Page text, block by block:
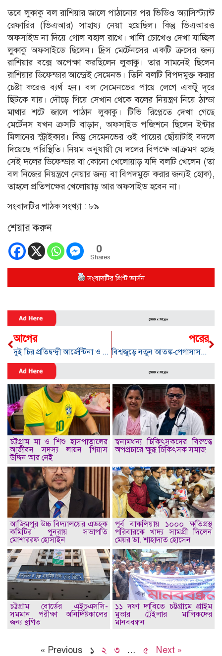
তবে লুকাকু বল রাশিয়ার জালে পাঠানোর পর ভিডিও অ্যাসিস্ট্যান্ট
রেফারির (ভিএআর) সাহায্য নেয়া হয়েছিল। কিন্তু ভিএআরও
অফসাইড না দিয়ে গোল বহাল রাখে। খালি চোখেও দেখা যাচ্ছিল
লুকাকু অফসাইডে ছিলেন। দ্রিস মের্টেনসের একটি ক্রসের জন্য
রাশিয়ার বক্সে অপেক্ষা করছিলেন লুকাকু। তার সামনেই ছিলেন
রাশিয়ার ডিফেন্ডার আন্দ্রেই সেমেনভ। তিনি বলটি বিপদমুক্ত করার
চেষ্টা করেও ব্যর্থ হন। বল সেমেনভের পায়ে লেগে একটু দূরে
ছিটকে যায়। দৌড়ে গিয়ে সেখান থেকে বলের নিয়ন্ত্রণ নিয়ে ঠান্ডা
মাথার শটে জালে পাঠান লুকাকু। টিভি রিপ্লেতে দেখা গেছে
মের্টেনস যখন ক্রসটি বাড়ান, অফসাইড পজিশনে ছিলেন ইন্টার
মিলানের স্ট্রাইকার। কিন্তু সেমেনভের ওই পায়ের ছোঁয়াটাই বদলে
দিয়েছে পরিস্থিতি। নিয়ম অনুযায়ী যে দলের বিপক্ষে আক্রমণ হচ্ছে
সেই দলের ডিফেন্ডার বা কোনো খেলোয়াড় যদি বলটি খেলেন (তা
বল নিজের নিয়ন্ত্রণে নেয়ার জন্য বা বিপদমুক্ত করার জন্যই হোক),
তাহলে প্রতিপক্ষের খেলোয়াড় আর অফসাইড হবেন না।
সংবাদটির পাঠক সংখ্যা : ৮৯
শেয়ার করুন
0
Shares
সংবাদটির প্রিন্ট ভার্সন
আগের
দুই চির প্র‌তিদ্বন্দ্বী আ‌র্জে‌ন্টিনা ও ব্রা‌জিল রাত পেরোলেই মু‌খোমু‌খি
পরের
বিশ্বজুড়ে নতুন আতঙ্ক-পেগাসাসকাণ্ড, রি‌র্পোটে বাংলা‌দেশও আ‌ছে
চট্টগ্রাম মা ও শিশু হাসপাতালের
আজীবন সদস্য লায়ন গিয়াস
উদ্দিন আর নেই
স্বনামধন্য চিকিৎসকদের বিরুদ্ধে
অপপ্রচারে ক্ষুব্ধ চিকিৎসক সমাজ
আজিমপুর উচ্চ বিদ্যালয়ের এডহক
কমিটির পুনরায় সভাপতি
মোশাররফ হোসাইন
পূর্ব বাকলিয়ায় ১০০০ ক্ষতিগ্রস্থ
পরিবারকে খাদ্য সামগ্রী দিলেন
মেয়র ডা. শাহাদাত হোসেন
চট্টগ্রাম বোর্ডের এইচএসসি-
সমমান পরীক্ষা অনির্দিষ্টকালের
জন্য স্থগিত
১১ দফা দাবিতে চট্টগ্রামে প্রাইম
মুভার ট্রেইলার মালিকদের
মানববন্ধন
« Previous ১ ২ ৩ … ৫ Next »